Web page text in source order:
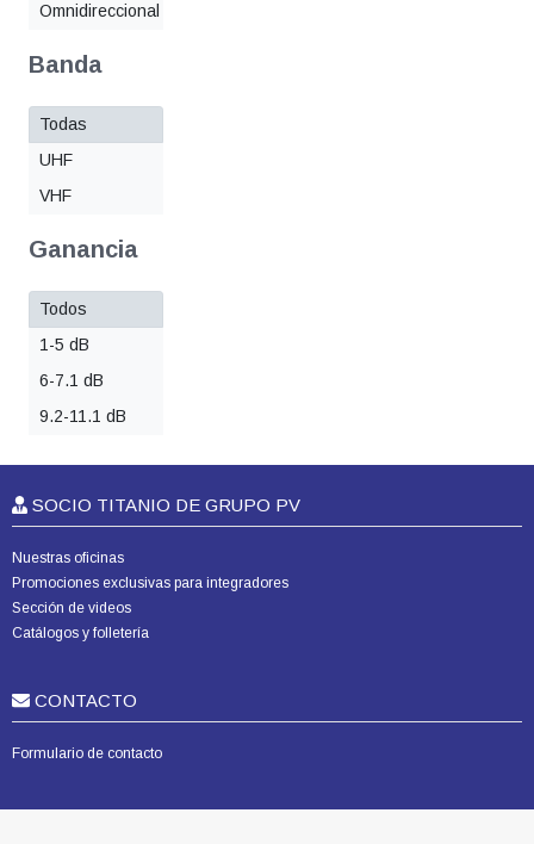
Omnidireccional
Banda
Todas
UHF
VHF
Ganancia
Todos
1-5 dB
6-7.1 dB
9.2-11.1 dB
SOCIO TITANIO DE GRUPO PV
Nuestras oficinas
Promociones exclusivas para integradores
Sección de videos
Catálogos y folletería
CONTACTO
Formulario de contacto